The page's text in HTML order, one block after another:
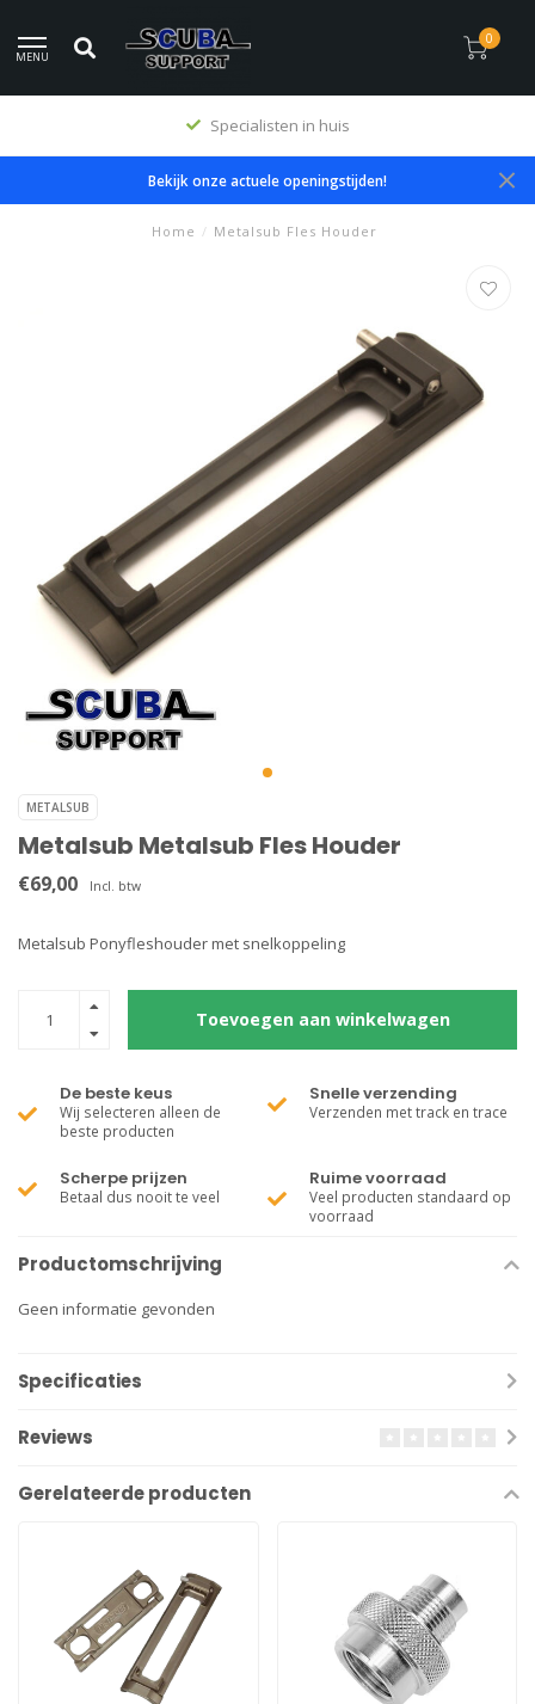
MENU
0
Specialisten in huis
Bekijk onze actuele openingstijden!
Home / Metalsub Fles Houder
METALSUB
Metalsub Metalsub Fles Houder
€69,00 Incl. btw
Metalsub Ponyfleshouder met snelkoppeling
Toevoegen aan winkelwagen
De beste keus
Wij selecteren alleen de
beste producten
Snelle verzending
Verzenden met track en trace
Scherpe prijzen
Betaal dus nooit te veel
Ruime voorraad
Veel producten standaard op
voorraad
Productomschrijving
Geen informatie gevonden
Specificaties
Reviews
Gerelateerde producten